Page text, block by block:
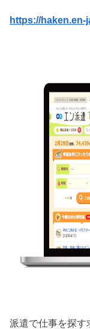
https://haken.en-
派遣で仕事を探す